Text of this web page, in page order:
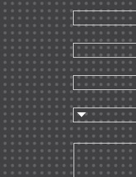
| ۱۰
| ۳۲